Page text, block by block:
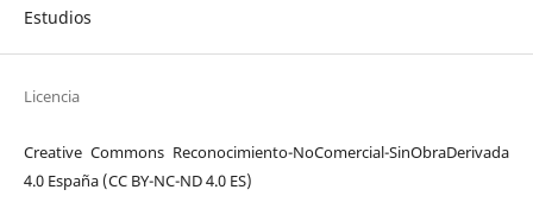
Estudios
Licencia
Creative Commons Reconocimiento-NoComercial-SinObraDerivada
4.0 España (CC BY-NC-ND 4.0 ES)